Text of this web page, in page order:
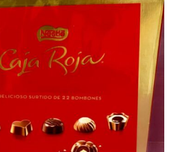
AÑADIR AL CARRITO